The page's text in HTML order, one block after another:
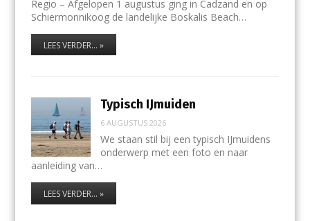
Regio – Afgelopen 1 augustus ging in Cadzand en op
Schiermonnikoog de landelijke Boskalis Beach…
LEES VERDER... »
Typisch IJmuiden
6 AUGUSTUS 2026
We staan stil bij een typisch IJmuidens
onderwerp met een foto en naar
aanleiding van…
LEES VERDER... »